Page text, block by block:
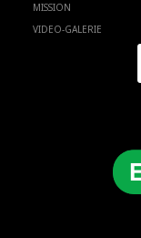
MISSION
VIDEO-GALERIE